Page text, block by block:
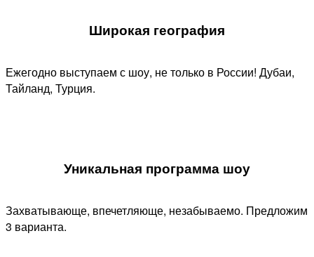
Широкая география
Ежегодно выступаем с шоу, не только в России! Дубаи,
Тайланд, Турция.
Уникальная программа шоу​
Захватывающе, впечетляюще, незабываемо. Предложим
3 варианта.